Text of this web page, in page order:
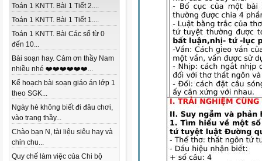
Toán 1 KNTT. Bài 1 Tiết 2....
Toán 1 KNTT. Bài 1 Tiết 1....
Toán 1 KNTT. Bài Các số từ 0
đến 10...
Bài soạn hay. Cảm ơn thầy Nam
nhiều nhé ❤️❤️❤️❤️❤️❤️...
Kế hoạch bài soạn giáo án lớp 1
theo SGK...
Ngày hè không biết đi đâu chơi,
vào trang thầy...
Chào bạn N, tài liệu siêu hay và
chỉn chu...
Quy chế làm việc của Chi bộ